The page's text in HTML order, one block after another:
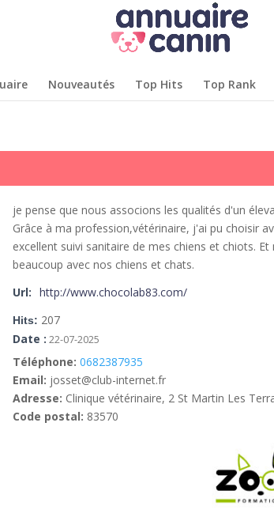
Nouveautés Top Hits Top Rank
je pense que nous associons les qualités d'un
Grâce à ma profession,vétérinaire, j'ai pu choisir
excellent suivi sanitaire de mes chiens et chiots. Et
beaucoup avec nos chiens et chats.
Url:
http://www.chocolab83.com/
Hits: 207
Date : 22-07-2025
Téléphone: 0682387935
Email: josset@club-internet.fr
Adresse: Clinique vétérinaire, 2 St Martin Les
Code postal: 83570